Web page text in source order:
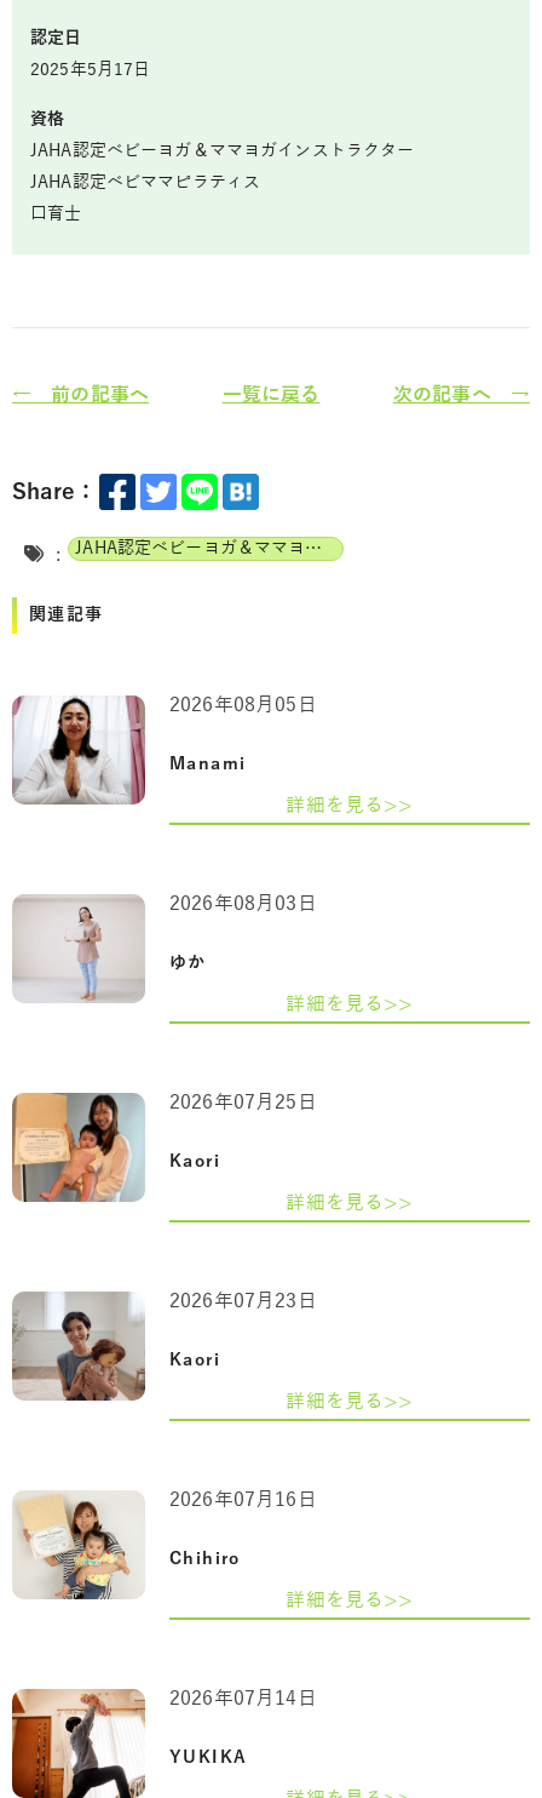
認定日
2025年5月17日
資格
JAHA認定ベビーヨガ＆ママヨガインストラクター
JAHA認定ベビママピラティス
口育士
← 前の記事へ 一覧に戻る 次の記事へ →
Share：
: JAHA認定ベビーヨガ＆ママヨガインストラクター
関連記事
Manami
2026年08月05日
詳細を見る>>
ゆか
2026年08月03日
詳細を見る>>
Kaori
2026年07月25日
詳細を見る>>
Kaori
2026年07月23日
詳細を見る>>
Chihiro
2026年07月16日
詳細を見る>>
YUKIKA
2026年07月14日